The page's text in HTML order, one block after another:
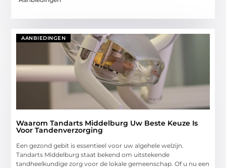
AANBIEDINGEN
Waarom Tandarts Middelburg Uw Beste Keuze Is
Voor Tandenverzorging
Een gezond gebit is essentieel voor uw algehele welzijn.
Tandarts Middelburg staat bekend om uitstekende
tandheelkundige zorg voor de lokale gemeenschap. Of u nu een